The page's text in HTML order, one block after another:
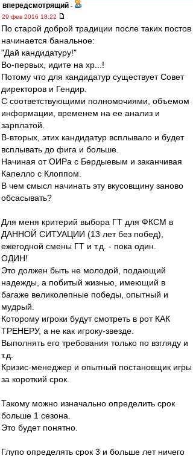
впередсмотрящий -
29 фев 2016 18:22
По старой доброй традиции после таких постов
начинается банальное:
"Дай кандидатуру!"
Во-первых, идите на хр...!
Потому что для кандидатур существует Совет
директоров и Гендир.
С соответствующими полномочиями, объемом
информации, временем на ее анализ и
зарплатой.
В-вторых, этих кандидатур всплывало и будет
всплывать до фига и больше.
Начиная от ОИРа с Бердыевым и заканчивая
Капелло с Клоппом.
В чем смысл начинать эту вкусовщину заново
обсасывать?
Для меня критерий выбора ГТ для ФКСМ в
ДАННОЙ СИТУАЦИИ (13 лет без побед),
ежегодной смены ГТ и т.д. - пока один.
ОДИН!
Это должен быть не молодой, подающий
надежды, а побитый жизнью, имеющий в
багаже великолепные победы, опытный и
мудрый.
Которому игроки будут смотреть в рот КАК
ТРЕНЕРУ, а не как игроку-звезде.
Выполнять его требования только по взгляду и
т.д.
Кризис-менеджер и опытный постановщик игры
за короткий срок.
Такому можно изначально определить срок
больше 1 сезона.
Это будет понятно.
Глупо определять срок 3 и больше лет ничего